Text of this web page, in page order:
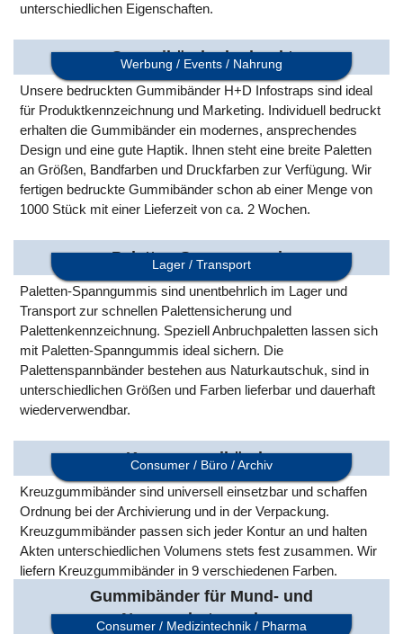
unterschiedlichen Eigenschaften.
Werbung / Events / Nahrung
Gummibänder bedruckt
Unsere bedruckten Gummibänder H+D Infostraps sind ideal
für Produktkennzeichnung und Marketing. Individuell bedruckt
erhalten die Gummibänder ein modernes, ansprechendes
Design und eine gute Haptik. Ihnen steht eine breite Paletten
an Größen, Bandfarben und Druckfarben zur Verfügung. Wir
fertigen bedruckte Gummibänder schon ab einer Menge von
1000 Stück mit einer Lieferzeit von ca. 2 Wochen.
Lager / Transport
Paletten-Spanngummis
Paletten-Spanngummis sind unentbehrlich im Lager und
Transport zur schnellen Palettensicherung und
Palettenkennzeichnung. Speziell Anbruchpaletten lassen sich
mit Paletten-Spanngummis ideal sichern. Die
Palettenspannbänder bestehen aus Naturkautschuk, sind in
unterschiedlichen Größen und Farben lieferbar und dauerhaft
wiederverwendbar.
Consumer / Büro / Archiv
Kreuzgummibänder
Kreuzgummibänder sind universell einsetzbar und schaffen
Ordnung bei der Archivierung und in der Verpackung.
Kreuzgummibänder passen sich jeder Kontur an und halten
Akten unterschiedlichen Volumens stets fest zusammen. Wir
liefern Kreuzgummibänder in 9 verschiedenen Farben.
Consumer / Medizintechnik / Pharma
Gummibänder für Mund- und
Nasenschutzmasken